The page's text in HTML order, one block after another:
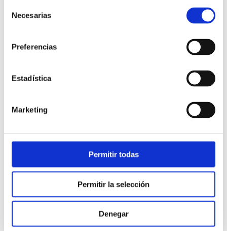
Necesarias
Preferencias
Estadística
Marketing
Permitir todas
Permitir la selección
Denegar